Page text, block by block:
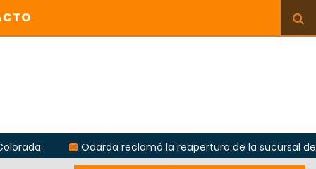
Odarda reclamó la reapertura de la sucursal del Correo